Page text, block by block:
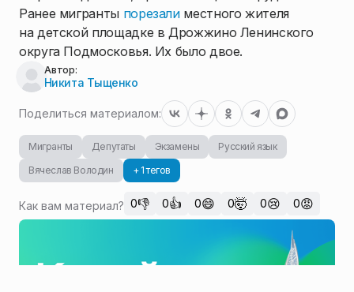
Ранее мигранты порезалиместного жителя
на детской площадке в Дрожжино Ленинского
округа Подмосковья. Их было двое.
Автор:
Никита Тыщенко
Поделиться материалом:
Мигранты Депутаты Экзамены
Русский язык
Вячеслав Володин
+ 1 тегов
Как вам материал? 0👎 0👍 0😄 0🤯 0😢 0😡